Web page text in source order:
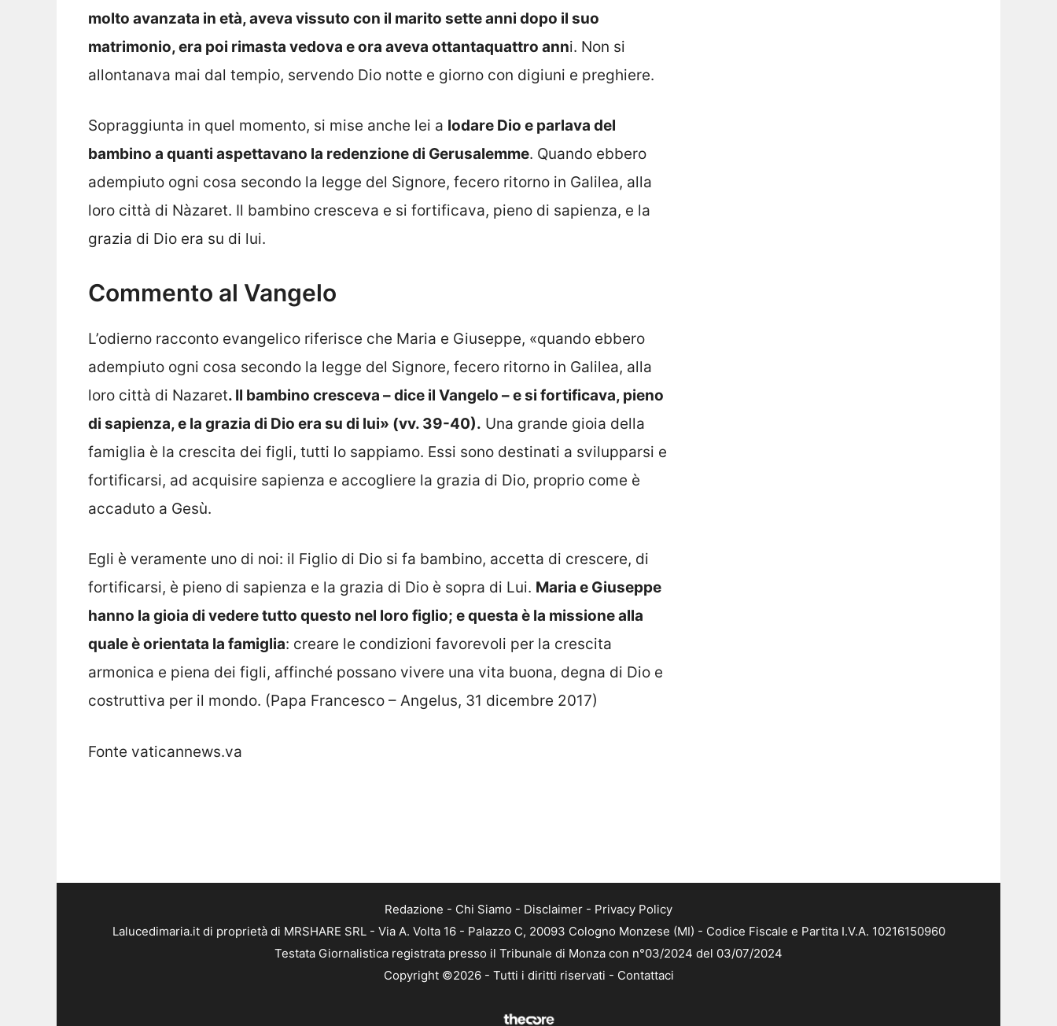
molto avanzata in età, aveva vissuto con il marito sette anni dopo il suo
matrimonio, era poi rimasta vedova e ora aveva ottantaquattro anni. Non si
allontanava mai dal tempio, servendo Dio notte e giorno con digiuni e preghiere.
Sopraggiunta in quel momento, si mise anche lei a lodare Dio e parlava del
bambino a quanti aspettavano la redenzione di Gerusalemme. Quando ebbero
adempiuto ogni cosa secondo la legge del Signore, fecero ritorno in Galilea, alla
loro città di Nàzaret. Il bambino cresceva e si fortificava, pieno di sapienza, e la
grazia di Dio era su di lui.
Commento al Vangelo
L’odierno racconto evangelico riferisce che Maria e Giuseppe, «quando ebbero
adempiuto ogni cosa secondo la legge del Signore, fecero ritorno in Galilea, alla
loro città di Nazaret. Il bambino cresceva – dice il Vangelo – e si fortificava, pieno
di sapienza, e la grazia di Dio era su di lui» (vv. 39-40). Una grande gioia della
famiglia è la crescita dei figli, tutti lo sappiamo. Essi sono destinati a svilupparsi e
fortificarsi, ad acquisire sapienza e accogliere la grazia di Dio, proprio come è
accaduto a Gesù.
Egli è veramente uno di noi: il Figlio di Dio si fa bambino, accetta di crescere, di
fortificarsi, è pieno di sapienza e la grazia di Dio è sopra di Lui. Maria e Giuseppe
hanno la gioia di vedere tutto questo nel loro figlio; e questa è la missione alla
quale è orientata la famiglia: creare le condizioni favorevoli per la crescita
armonica e piena dei figli, affinché possano vivere una vita buona, degna di Dio e
costruttiva per il mondo. (Papa Francesco – Angelus, 31 dicembre 2017)
Fonte vaticannews.va
Redazione - Chi Siamo - Disclaimer - Privacy Policy
Lalucedimaria.it di proprietà di MRSHARE SRL - Via A. Volta 16 - Palazzo C, 20093 Cologno Monzese (MI) - Codice Fiscale e Partita I.V.A. 10216150960
Testata Giornalistica registrata presso il Tribunale di Monza con n°03/2024 del 03/07/2024
Copyright ©2026 - Tutti i diritti riservati - Contattaci